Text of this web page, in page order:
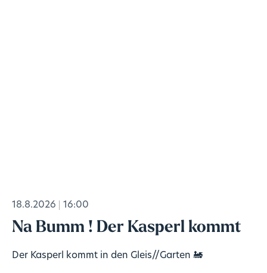
18.8.2026 16:00
Na Bumm ! Der Kasperl kommt
Der Kasperl kommt in den Gleis//Garten 🚂